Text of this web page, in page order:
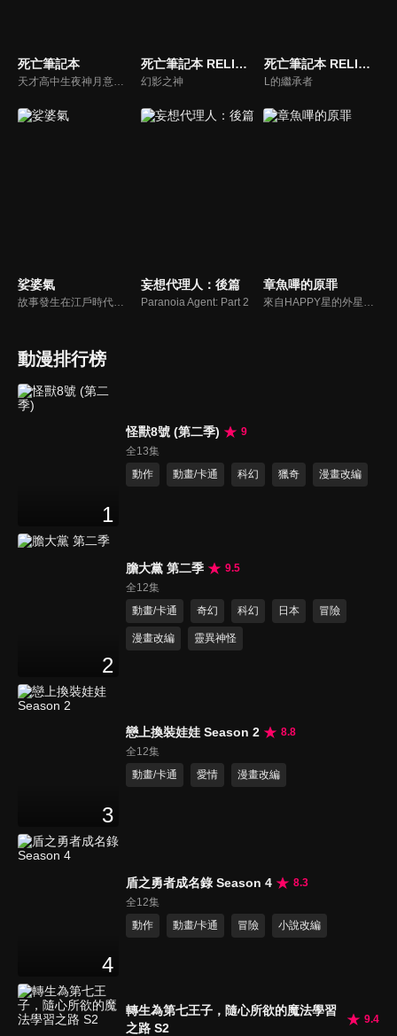
死亡筆記本
天才高中生夜神月意外獲得了死神的筆記本——一本寫上名字就會殺死任何人的「死亡筆記本」。他試圖用自己的正義感懲罰罪犯，成為「新世界的神」。同時，世界第一名偵探L向他發起挑戰，要揭開他的真實身份，一場終極智力較量就此展開。
死亡筆記本 RELIGHT
幻影之神
死亡筆記本 RELIGHT 2
L的繼承者
娑婆氣 妄想代理人：後篇
Paranoia Agent: Part 2
章魚嗶的原罪
動漫排行榜
1
怪獸8號 (第二季)
9
全13集
動作
動畫/卡通 科幻 獵奇 漫畫改編
2
膽大黨 第二季
9.5
全12集
動畫/卡通
奇幻 科幻 日本 冒險
漫畫改編 靈異神怪
3
戀上換裝娃娃 Season 2
8.8
全12集
動畫/卡通
愛情 漫畫改編
4
盾之勇者成名錄 Season 4
8.3
全12集
動作
動畫/卡通 冒險 小說改編
轉生為第七王子，隨心所欲的魔法學習
之路 S2
9.4